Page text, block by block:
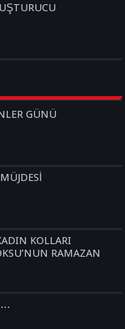
GÜNÜ
KOLLARI
RAMAZAN